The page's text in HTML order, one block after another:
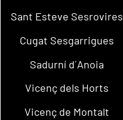
Sant Esteve Sesrovires
Cugat Sesgarrigues
Sadurní d´Anoia
Vicenç dels Horts
Vicenç de Montalt